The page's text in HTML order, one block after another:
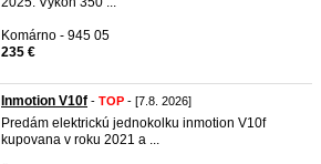
Komárno - 945 05
235 €
Inmotion V10f - TOP - [7.8. 2026]
Predám elektrickú jednokolku inmotion V10f
kupovana v roku 2021 a ...